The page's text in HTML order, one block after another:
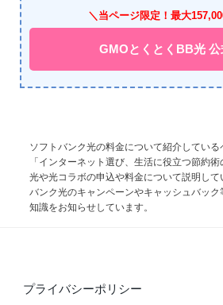
＼当ページ限定！最大
GMOとくとくBB光 公
ソフトバンク光の料金について紹介してい
「インターネット選び、生活に役立つ節約
光や光コラボの申込や料金について説明して
バンク光のキャンペーンやキャッシュバッ
知識をお知らせしています。
プライバシーポリシー